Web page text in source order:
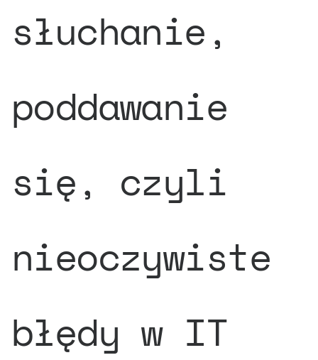
słuchanie,
poddawanie
się, czyli
nieoczywiste
błędy w IT